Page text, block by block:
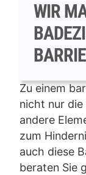
WIR
Zu einem
nicht nur die
andere
zum
auch diese
beraten Sie